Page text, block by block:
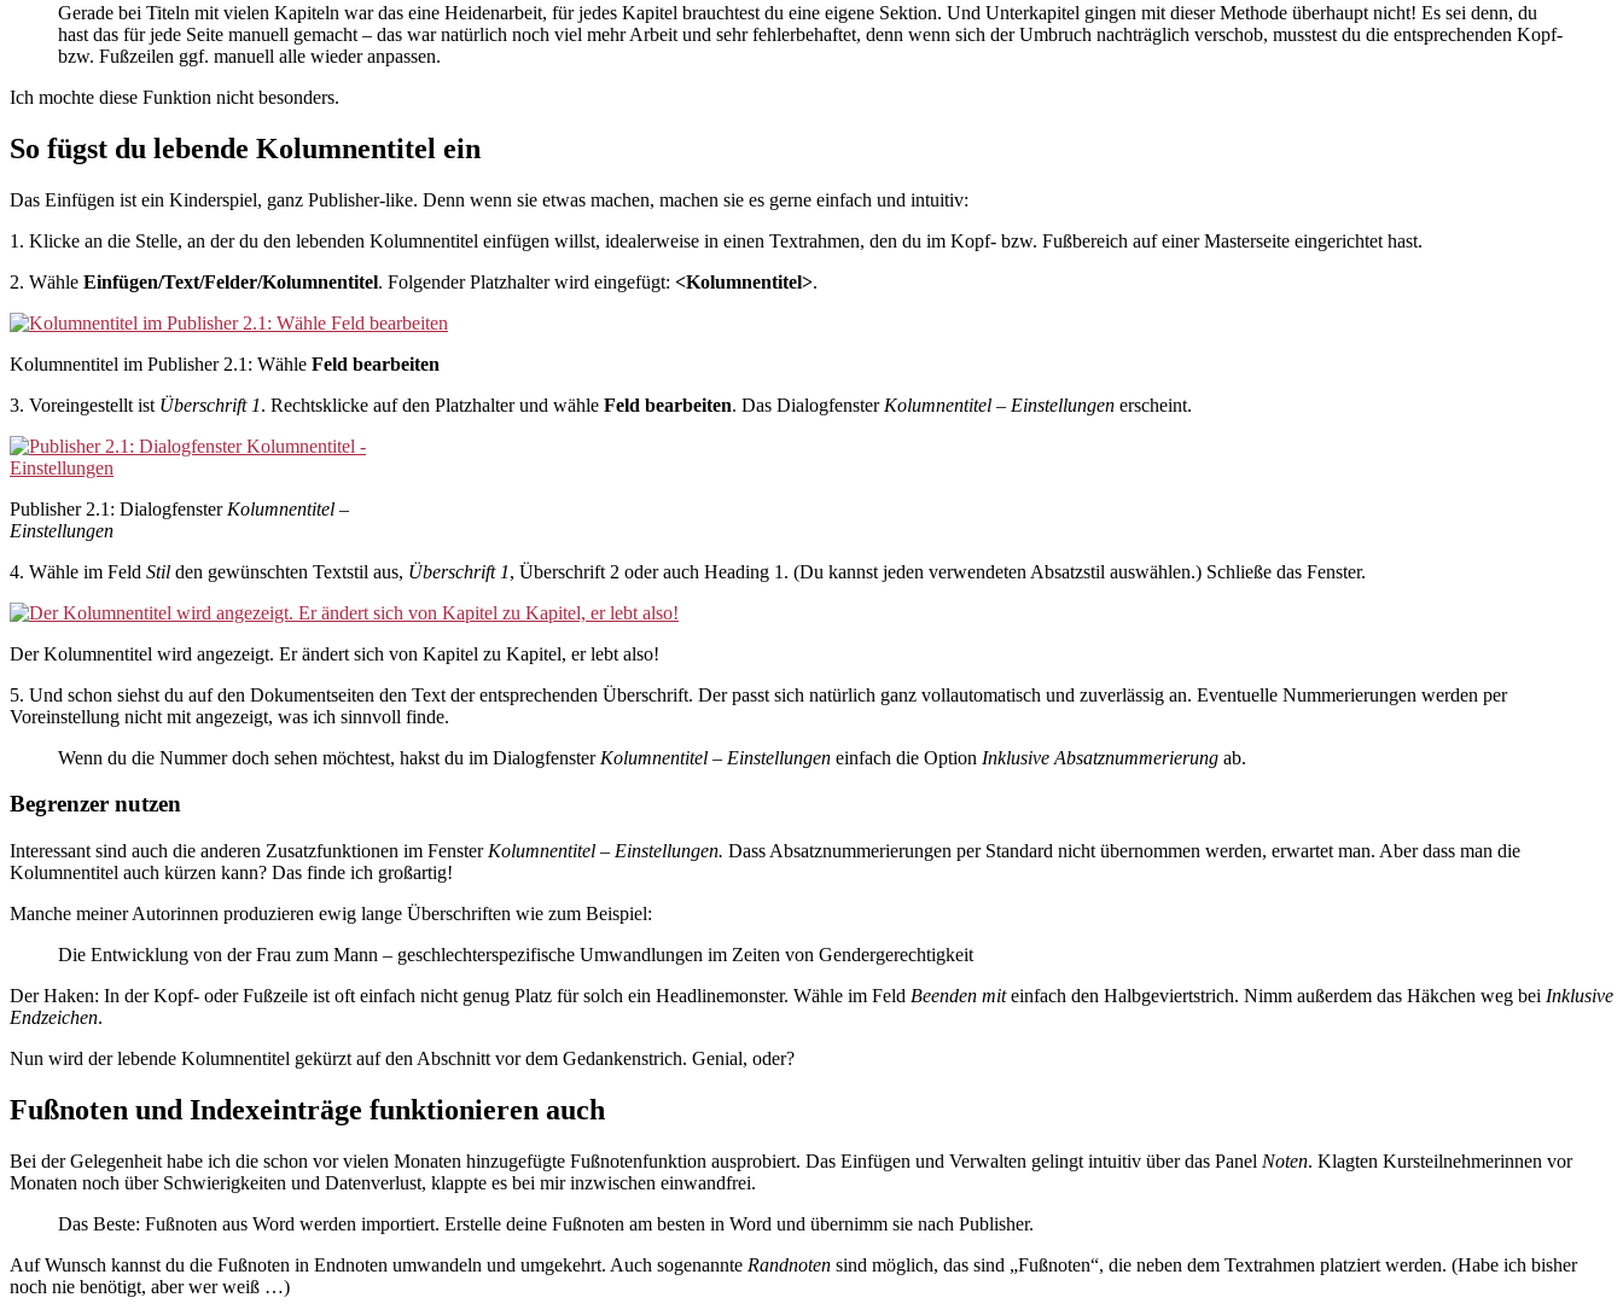
Gerade bei Titeln mit vielen Kapiteln war das eine Heidenarbeit, für jedes Kapitel brauchtest du eine eigene Sektion. Und Unterkapitel gingen mit dieser Methode überhaupt nicht! Es sei denn, du
hast das für jede Seite manuell gemacht – das war natürlich noch viel mehr Arbeit und sehr fehlerbehaftet, denn wenn sich der Umbruch nachträglich verschob, musstest du die entsprechenden Kopf-
bzw. Fußzeilen ggf. manuell alle wieder anpassen.
Ich mochte diese Funktion nicht besonders.
So fügst du lebende Kolumnentitel ein
Das Einfügen ist ein Kinderspiel, ganz Publisher-like. Denn wenn sie etwas machen, machen sie es gerne einfach und intuitiv:
1. Klicke an die Stelle, an der du den lebenden Kolumnentitel einfügen willst, idealerweise in einen Textrahmen, den du im Kopf- bzw. Fußbereich auf einer Masterseite eingerichtet hast.
2. Wähle Einfügen/Text/Felder/Kolumnentitel. Folgender Platzhalter wird eingefügt: <Kolumnentitel>.
Kolumnentitel im Publisher 2.1: Wähle Feld bearbeiten
3. Voreingestellt ist Überschrift 1. Rechtsklicke auf den Platzhalter und wähle Feld bearbeiten. Das Dialogfenster Kolumnentitel – Einstellungen erscheint.
Publisher 2.1: Dialogfenster Kolumnentitel –
Einstellungen
4. Wähle im Feld Stil den gewünschten Textstil aus, Überschrift 1, Überschrift 2 oder auch Heading 1. (Du kannst jeden verwendeten Absatzstil auswählen.) Schließe das Fenster.
Der Kolumnentitel wird angezeigt. Er ändert sich von Kapitel zu Kapitel, er lebt also!
5. Und schon siehst du auf den Dokumentseiten den Text der entsprechenden Überschrift. Der passt sich natürlich ganz vollautomatisch und zuverlässig an. Eventuelle Nummerierungen werden per
Voreinstellung nicht mit angezeigt, was ich sinnvoll finde.
Wenn du die Nummer doch sehen möchtest, hakst du im Dialogfenster Kolumnentitel – Einstellungen einfach die Option Inklusive Absatznummerierung ab.
Begrenzer nutzen
Interessant sind auch die anderen Zusatzfunktionen im Fenster Kolumnentitel – Einstellungen. Dass Absatznummerierungen per Standard nicht übernommen werden, erwartet man. Aber dass man die
Kolumnentitel auch kürzen kann? Das finde ich großartig!
Manche meiner Autorinnen produzieren ewig lange Überschriften wie zum Beispiel:
Die Entwicklung von der Frau zum Mann – geschlechterspezifische Umwandlungen im Zeiten von Gendergerechtigkeit
Der Haken: In der Kopf- oder Fußzeile ist oft einfach nicht genug Platz für solch ein Headlinemonster. Wähle im Feld Beenden miteinfach den Halbgeviertstrich. Nimm außerdem das Häkchen weg bei Inklusive
Endzeichen.
Nun wird der lebende Kolumnentitel gekürzt auf den Abschnitt vor dem Gedankenstrich. Genial, oder?
Fußnoten und Indexeinträge funktionieren auch
Bei der Gelegenheit habe ich die schon vor vielen Monaten hinzugefügte Fußnotenfunktion ausprobiert. Das Einfügen und Verwalten gelingt intuitiv über das Panel Noten. Klagten Kursteilnehmerinnen vor
Monaten noch über Schwierigkeiten und Datenverlust, klappte es bei mir inzwischen einwandfrei.
Das Beste: Fußnoten aus Word werden importiert. Erstelle deine Fußnoten am besten in Word und übernimm sie nach Publisher.
Auf Wunsch kannst du die Fußnoten in Endnoten umwandeln und umgekehrt. Auch sogenannte Randnoten sind möglich, das sind „Fußnoten“, die neben dem Textrahmen platziert werden. (Habe ich bisher
noch nie benötigt, aber wer weiß …)